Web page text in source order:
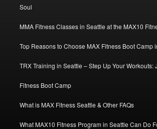
Soul
MMA Fitness Classes in Seattle at the MAX10
Top Reasons to Choose MAX Fitness Boot Camp
TRX Training in Seattle – Step Up Your Workouts:
Fitness Boot Camp
What is MAX Fitness Seattle & Other FAQs
What MAX10 Fitness Program in Seattle Can Do